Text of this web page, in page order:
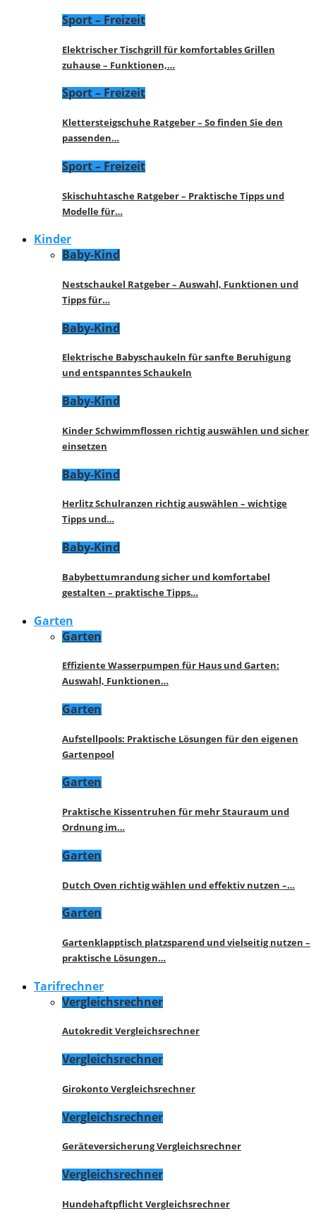
Sport – Freizeit
Elektrischer Tischgrill für komfortables Grillen
zuhause – Funktionen,…
Sport – Freizeit
Klettersteigschuhe Ratgeber – So finden Sie den
passenden…
Sport – Freizeit
Skischuhtasche Ratgeber – Praktische Tipps und
Modelle für…
Kinder
Baby-Kind
Nestschaukel Ratgeber – Auswahl, Funktionen und
Tipps für…
Baby-Kind
Elektrische Babyschaukeln für sanfte Beruhigung
und entspanntes Schaukeln
Baby-Kind
Kinder Schwimmflossen richtig auswählen und sicher
einsetzen
Baby-Kind
Herlitz Schulranzen richtig auswählen – wichtige
Tipps und…
Baby-Kind
Babybettumrandung sicher und komfortabel
gestalten – praktische Tipps…
Garten
Garten
Effiziente Wasserpumpen für Haus und Garten:
Auswahl, Funktionen…
Garten
Aufstellpools: Praktische Lösungen für den eigenen
Gartenpool
Garten
Praktische Kissentruhen für mehr Stauraum und
Ordnung im…
Garten
Dutch Oven richtig wählen und effektiv nutzen –…
Garten
Gartenklapptisch platzsparend und vielseitig nutzen –
praktische Lösungen…
Tarifrechner
Vergleichsrechner
Autokredit Vergleichsrechner
Vergleichsrechner
Girokonto Vergleichsrechner
Vergleichsrechner
Geräteversicherung Vergleichsrechner
Vergleichsrechner
Hundehaftpflicht Vergleichsrechner